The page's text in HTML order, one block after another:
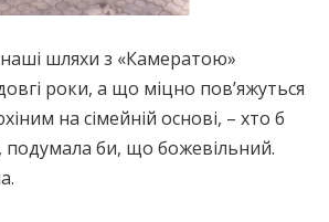
шляхи з «Камератою»
роки, а що міцно пов’яжуться
на сімейній основі, – хто б
подумала би, що божевільний.